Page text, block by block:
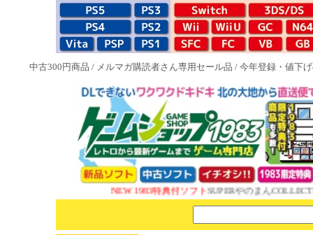
中古300円商品 / メルマガ購読者さん専用セール品 / 今年登録・値下
NEW 1983特典付ソフトSUPERやのまんCOLLECTION